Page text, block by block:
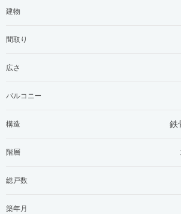
建物
間取り
広さ
バルコニー
構造 鉄
階層
総戸数
築年月